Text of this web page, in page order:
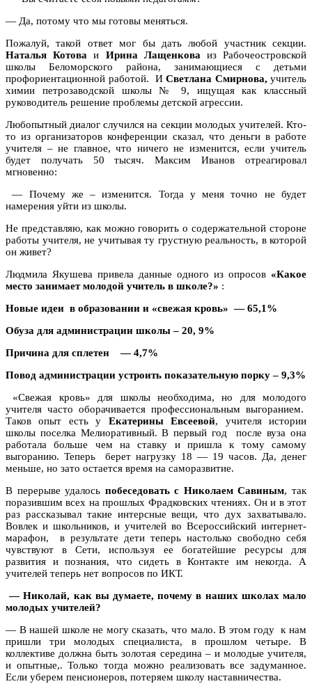
— Да, потому что мы готовы меняться.
Пожалуй, такой ответ мог бы дать любой участник секции.
Наталья Котоваи Ирина Лащенкова из Рабочеостровской
школы Беломорского района, занимающиеся с детьми
профориентационной работой.
И Светлана Смирнова, учитель
химии петрозаводской школы № 9, ищущая как классный
руководитель решение проблемы детской агрессии.
Любопытный диалог случился на секции молодых учителей. Кто-
то из организаторов конференции сказал, что деньги в работе
учителя – не главное, что ничего не изменится, если учитель
будет получать 50 тысяч. Максим Иванов отреагировал
мгновенно:
— Почему же – изменится. Тогда у меня точно не будет
намерения уйти из школы.
Не представляю, как можно говорить о содержательной стороне
работы учителя, не учитывая ту грустную реальность, в которой
он живет?
Людмила Якушева привела данные одного из опросов «Какое
место занимает молодой учитель в школе?» :
Новые идеи в образовании и «свежая кровь» — 65,1%
Обуза для администрации школы – 20, 9%
Причина для сплетен
— 4,7%
Повод администрации устроить показательную порку – 9,3%
«Свежая кровь» для школы необходима, но для молодого
учителя часто оборачивается профессиональным выгоранием.
Таков опыт есть у Екатерины Евсеевой, учителя истории
школы поселка Мелиоративный. В первый год после вуза она
работала больше чем на ставку и пришла к тому самому
выгоранию. Теперь
берет нагрузку 18 — 19 часов. Да, денег
меньше, но зато остается время на саморазвитие.
В перерыве удалось побеседовать с Николаем Савиным, так
поразившим всех на прошлых Фрадковских чтениях. Он и в этот
раз рассказывал такие интерсные вещи, что дух захватывало.
Вовлек и школьников, и учителей во Всероссийский интернет-
марафон,
в результате дети теперь настолько свободно себя
чувствуют в Сети, используя ее богатейшие ресурсы для
развития и познания, что сидеть в Контакте им некогда. А
учителей теперь нет вопросов по ИКТ.
— Николай, как вы думаете, почему в наших школах мало
молодых учителей?
— В нашей школе не могу сказать, что мало. В этом году к нам
пришли три молодых специалиста, в прошлом четыре. В
коллективе должна быть золотая середина – и молодые учителя,
и опытные,. Только тогда можно реализовать все задуманное.
Если уберем пенсионеров, потеряем школу наставничества.